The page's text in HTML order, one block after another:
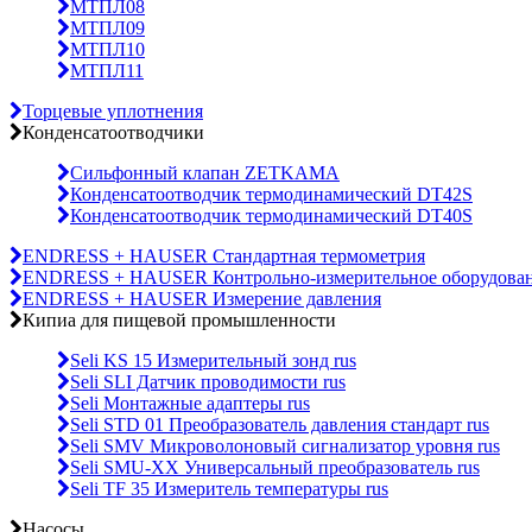
МТПЛ08
МТПЛ09
МТПЛ10
МТПЛ11
Торцевые уплотнения
Конденсатоотводчики
Сильфонный клапан ZETKAMA
Конденсатоотводчик термодинамический DT42S
Конденсатоотводчик термодинамический DT40S
ENDRESS + HAUSER Стандартная термометрия
ENDRESS + HAUSER Контрольно-измерительное
ENDRESS + HAUSER Измерение давления
Кипиа для пищевой промышленности
Seli KS 15 Измерительный зонд rus
Seli SLI Датчик проводимости rus
Seli Монтажные адаптеры rus
Seli STD 01 Преобразователь давления стандарт rus
Seli SMV Микроволоновый сигнализатор уровня rus
Seli SMU-ХХ Универсальный преобразователь rus
Seli TF 35 Измеритель температуры rus